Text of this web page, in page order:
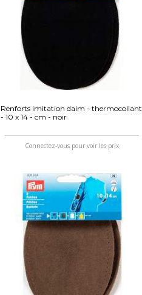
Renforts imitation daim - thermocollant
- 10 x 14 - cm - noir
Connectez-vous pour voir les prix